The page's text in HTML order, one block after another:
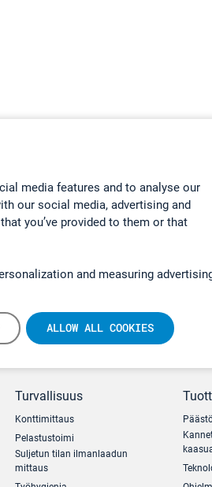
media features and to analyse our
our social media, advertising and
you’ve provided to them or that
and measuring
ALLOW ALL COOKIES
Turvallisuus
Konttimittaus
Pelastustoimi
Suljetun tilan ilmanlaadun
mittaus